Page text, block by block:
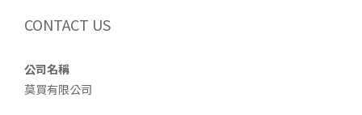
CONTACT US
公司名稱
莫買有限公司